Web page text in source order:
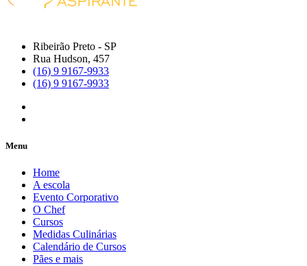
Ribeirão Preto - SP
Rua Hudson, 457
(16) 9 9167-9933
(16) 9 9167-9933
Menu
Home
A escola
Evento Corporativo
O Chef
Cursos
Medidas Culinárias
Calendário de Cursos
Pães e mais